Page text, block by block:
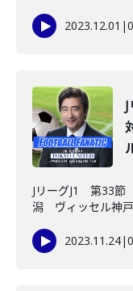
2023.12.01 |
JリーグJ1 第33節
潟 ヴィッセル神
2023.11.24|